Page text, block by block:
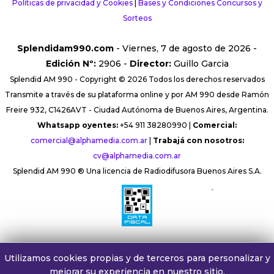
Políticas de privacidad y Cookies|
Bases y Condiciones Concursos y
Sorteos
Splendidam990.com - Viernes, 7 de agosto de 2026 -
Edición Nº:2906 - Director:Guillo Garcia
Splendid AM 990 - Copyright © 2026 Todos los derechos reservados
Transmite a través de su plataforma online y por AM 990 desde Ramón
Freire 932, C1426AVT - Ciudad Autónoma de Buenos Aires, Argentina.
Whatsapp oyentes: +54 911 38280990 | Comercial:
comercial@alphamedia.com.ar| Trabajá con nosotros:
cv@alphamedia.com.ar
Splendid AM 990 ® Una licencia de Radiodifusora Buenos Aires S.A.
´
Utilizamos cookies propias y de terceros para personalizar y
mejorar su experiencia en nuestro sitio.